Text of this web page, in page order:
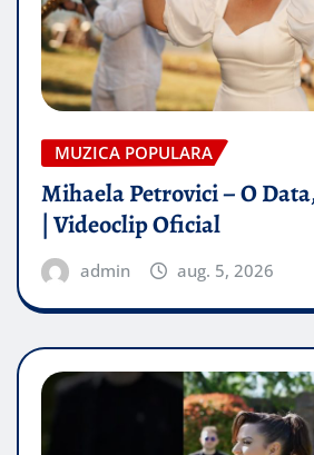
MUZICA POPULARA
Mihaela Petrovici – O
| Videoclip Oficial
admin aug. 5, 2026